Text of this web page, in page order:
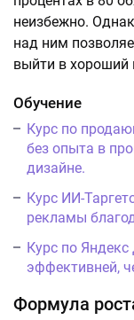
неизбежно.
над ним
выйти в хороший
Обучение
Курс по
без опыта в
дизайне.
Курс ИИ-
рекламы
Курс по
эффективней,
Формула